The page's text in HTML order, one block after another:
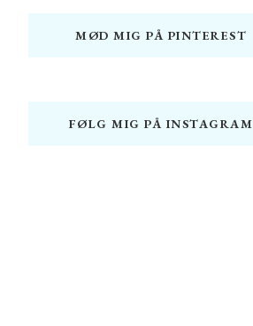
MØD MIG PÅ PINTEREST
FØLG MIG PÅ INSTAGRAM